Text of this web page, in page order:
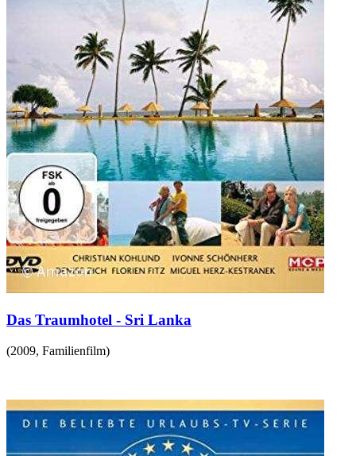
Das Traumhotel - Sri Lanka
(2009, Familienfilm)